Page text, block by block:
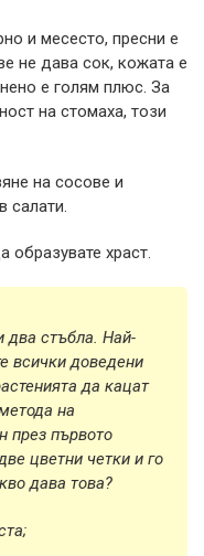
и месесто, пресни е
не дава сок, кожата е
е голям плюс. За
на стомаха, този
на сосове и
салати.
образувате храст.
два стъбла. Най-
всички доведени
да кацат
на
през първото
цветни четки и го
дава това?